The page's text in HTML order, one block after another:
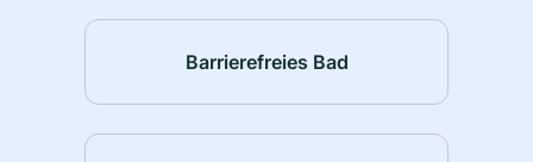
Barrierefreies Bad